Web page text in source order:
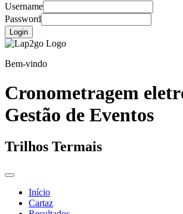
Username
Password
Login
Bem-vindo
Cronometragem
Gestão de Eventos
Trilhos Termais
Início
Cartaz